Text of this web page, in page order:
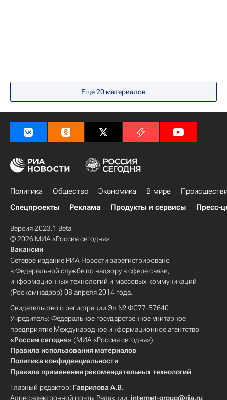
Еще 20 материалов
Политика Общество Экономика В мире
Спецпроекты
Реклама Продукты и сервисы Пресс-
Версия 2023.1 Beta
© 2026 МИА «Россия сегодня»
Вакансии
Сетевое издание РИА Новости зарегистрировано
в Федеральной службе по надзору в сфере связи,
информационных технологий и массовых коммуникаций
(Роскомнадзор) 08 апреля 2014 года.
Свидетельство о регистрации Эл № ФС77-57640
Учредитель: Федеральное государственное унитарное
предприятие Международное информационное агентство
«Россия сегодня» (МИА «Россия сегодня»).
Правила использования материалов
Политика конфиденциальности
Правила применения рекомендательных технологий
Главный редактор: Гаврилова А.В.
Адрес электронной почты Редакции: internet-group@ria.ru